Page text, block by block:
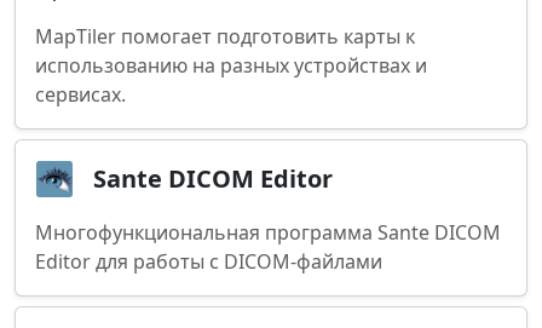
MapTiler помогает подготовить карты к
использованию на разных устройствах и
сервисах.
Sante DICOM Editor
Многофункциональная программа Sante DICOM
Editor для работы с DICOM-файлами